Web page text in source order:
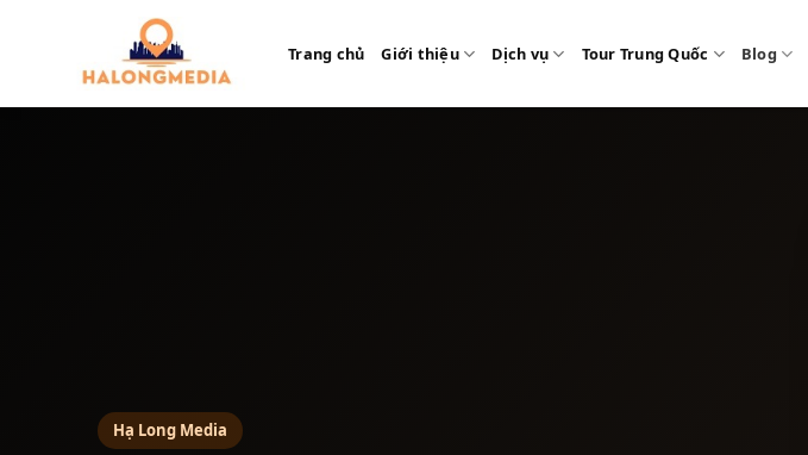
dung
Trang chủ Giới thiệu Dịch vụ Tour Trung Quốc Blog
Hạ Long Media